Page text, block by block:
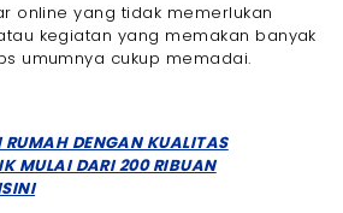
online yang tidak memerlukan
kegiatan yang memakan banyak
umumnya cukup memadai.
DENGAN KUALITAS
MULAI DARI 200 RIBUAN